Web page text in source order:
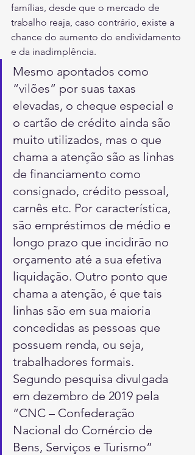
famílias, desde que o mercado de
trabalho reaja, caso contrário, existe a
chance do aumento do endividamento
e da inadimplência.
Mesmo apontados como
“vilões” por suas taxas
elevadas, o cheque especial e
o cartão de crédito ainda são
muito utilizados, mas o que
chama a atenção são as linhas
de financiamento como
consignado, crédito pessoal,
carnês etc. Por característica,
são empréstimos de médio e
longo prazo que incidirão no
orçamento até a sua efetiva
liquidação. Outro ponto que
chama a atenção, é que tais
linhas são em sua maioria
concedidas as pessoas que
possuem renda, ou seja,
trabalhadores formais.
Segundo pesquisa divulgada
em dezembro de 2019 pela
“CNC – Confederação
Nacional do Comércio de
Bens, Serviços e Turismo”